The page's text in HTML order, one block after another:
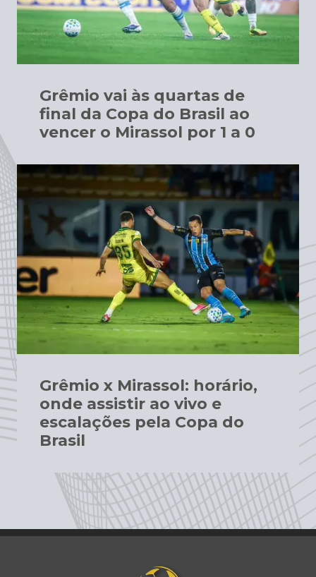
Grêmio vai às quartas de
final da Copa do Brasil ao
vencer o Mirassol por 1 a 0
Grêmio x Mirassol: horário,
onde assistir ao vivo e
escalações pela Copa do
Brasil